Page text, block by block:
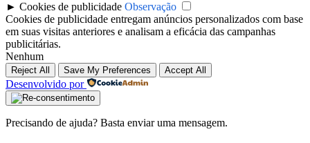
► Cookies de publicidade Observação
Cookies de publicidade entregam anúncios personalizados com base
em suas visitas anteriores e analisam a eficácia das campanhas
publicitárias.
Nenhum
Reject All Save My Preferences Accept All
Desenvolvido por
Precisando de ajuda? Basta enviar uma mensagem.